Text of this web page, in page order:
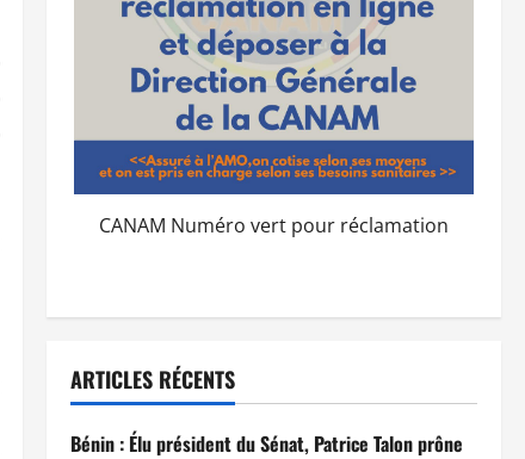
CANAM Numéro vert pour réclamation
ARTICLES RÉCENTS
Bénin : Élu président du Sénat, Patrice Talon prône